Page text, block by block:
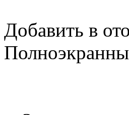
Добавить в